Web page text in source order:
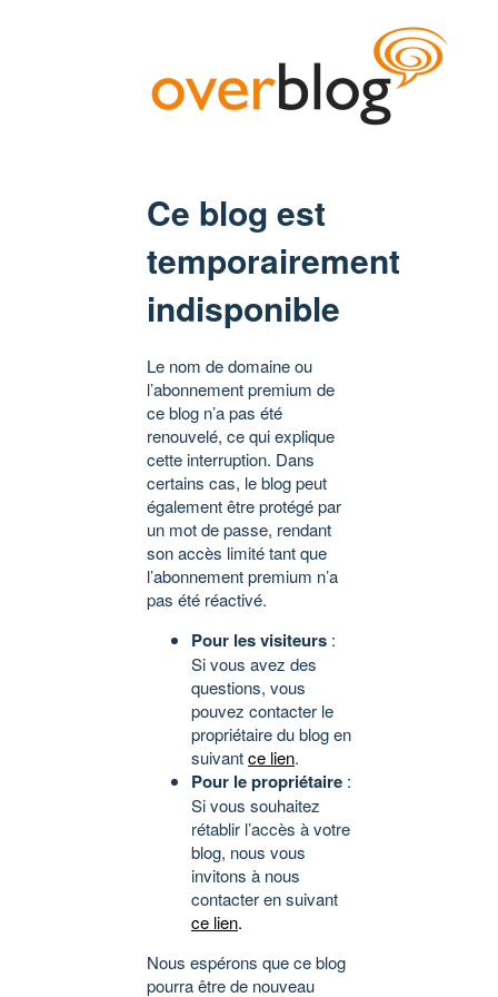
Ce blog est
temporairement
indisponible
Le nom de domaine ou
l’abonnement premium de
ce blog n’a pas été
renouvelé, ce qui explique
cette interruption. Dans
certains cas, le blog peut
également être protégé par
un mot de passe, rendant
son accès limité tant que
l’abonnement premium n’a
pas été réactivé.
Pour les visiteurs :
Si vous avez des
questions, vous
pouvez contacter le
propriétaire du blog en
suivantce lien.
Pour le propriétaire :
Si vous souhaitez
rétablir l’accès à votre
blog, nous vous
invitons à nous
contacter en suivant
ce lien.
Nous espérons que ce blog
pourra être de nouveau